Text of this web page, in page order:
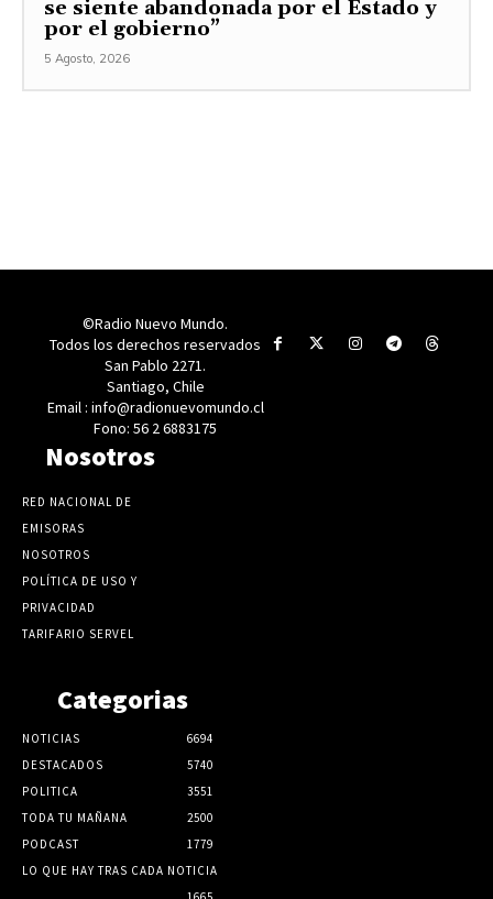
se siente abandonada por el Estado y
por el gobierno”
5 Agosto, 2026
©Radio Nuevo Mundo.
Todos los derechos reservados
San Pablo 2271.
Santiago, Chile
Email : info@radionuevomundo.cl
Fono: 56 2 6883175
Nosotros
RED NACIONAL DE
EMISORAS
NOSOTROS
POLÍTICA DE USO Y
PRIVACIDAD
TARIFARIO SERVEL
Categorias
NOTICIAS
6694
DESTACADOS
5740
POLITICA
3551
TODA TU MAÑANA
2500
PODCAST
1779
LO QUE HAY TRAS CADA NOTICIA